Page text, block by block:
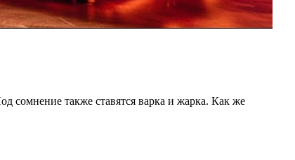
сомнение также ставятся варка и жарка. Как же